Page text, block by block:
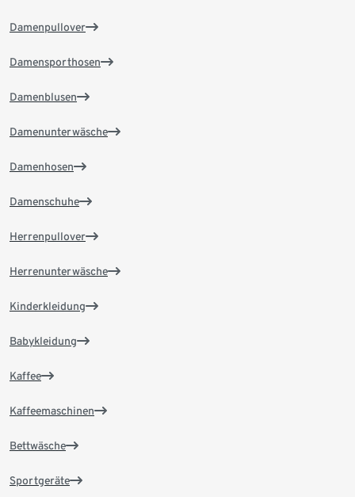
Damenpullover
Damensporthosen
Damenblusen
Damenunterwäsche
Damenhosen
Damenschuhe
Herrenpullover
Herrenunterwäsche
Kinderkleidung
Babykleidung
Kaffee
Kaffeemaschinen
Bettwäsche
Sportgeräte